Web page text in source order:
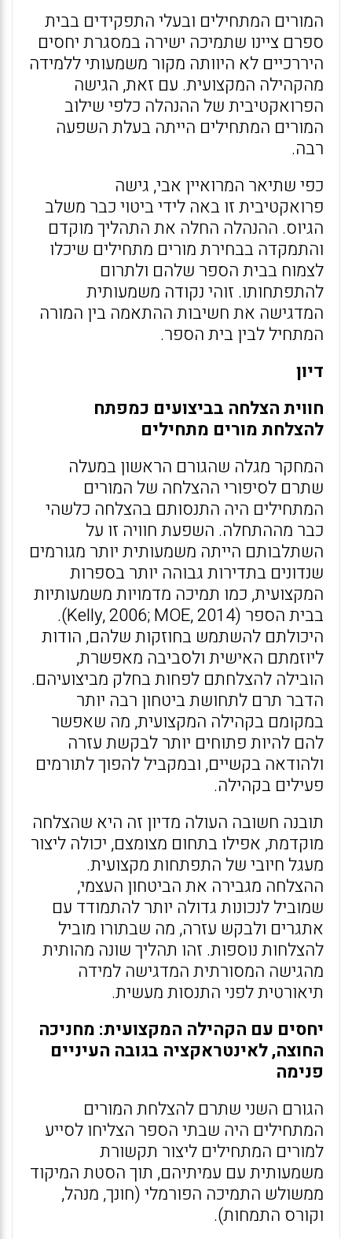
המורים המתחילים ובעלי התפקידים בבית
ספרם ציינו שתמיכה ישירה במסגרת יחסים
היררכיים לא היוותה מקור משמעותי ללמידה
מהקהילה המקצועית. עם זאת, הגישה
הפרואקטיבית של ההנהלה כלפי שילוב
המורים המתחילים הייתה בעלת השפעה
רבה.
כפי שתיאר המרואיין אבי, גישה
פרואקטיבית זו באה לידי ביטוי כבר משלב
הגיוס. ההנהלה החלה את התהליך מוקדם
והתמקדה בבחירת מורים מתחילים שיכלו
לצמוח בבית הספר שלהם ולתרום
להתפתחותו. זוהי נקודה משמעותית
המדגישה את חשיבות ההתאמה בין המורה
המתחיל לבין בית הספר.
דיון
חווית הצלחה בביצועים כמפתח
להצלחת מורים מתחילים
המחקר מגלה שהגורם הראשון במעלה
שתרם לסיפורי ההצלחה של המורים
המתחילים היה התנסותם בהצלחה כלשהי
כבר מההתחלה. השפעת חוויה זו על
השתלבותם הייתה משמעותית יותר מגורמים
שנדונים בתדירות גבוהה יותר בספרות
המקצועית, כמו תמיכה מדמויות משמעותיות
בבית הספר (Kelly, 2006; MOE, 2014).
היכולתם להשתמש בחוזקות שלהם, הודות
ליוזמתם האישית ולסביבה מאפשרת,
הובילה להצלחתם לפחות בחלק מביצועיהם.
הדבר תרם לתחושת ביטחון רבה יותר
במקומם בקהילה המקצועית, מה שאפשר
להם להיות פתוחים יותר לבקשת עזרה
ולהודאה בקשיים, ובמקביל להפוך לתורמים
פעילים בקהילה.
תובנה חשובה העולה מדיון זה היא שהצלחה
מוקדמת, אפילו בתחום מצומצם, יכולה ליצור
מעגל חיובי של התפתחות מקצועית.
ההצלחה מגבירה את הביטחון העצמי,
שמוביל לנכונות גדולה יותר להתמודד עם
אתגרים ולבקש עזרה, מה שבתורו מוביל
להצלחות נוספות. זהו תהליך שונה מהותית
מהגישה המסורתית המדגישה למידה
תיאורטית לפני התנסות מעשית.
יחסים עם הקהילה המקצועית: מחניכה
החוצה, לאינטראקציה בגובה העיניים
פנימה
הגורם השני שתרם להצלחת המורים
המתחילים היה שבתי הספר הצליחו לסייע
למורים המתחילים ליצור תקשורת
משמעותית עם עמיתיהם, תוך הסטת המיקוד
ממשולש התמיכה הפורמלי (חונך, מנהל,
וקורס התמחות).